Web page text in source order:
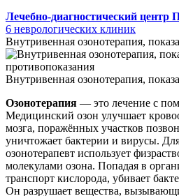
Лечебно-диагностический центр
6 неврологических клиник
Внутривенная озонотерапия,
Внутривенная озонотерапия,
Озонотерапия — это лечение с
Медицинский озон улучшает
мозга, поражённых участков
уничтожает бактерии и вирусы.
озонотерапевт использует
молекулами озона. Попадая в
транспорт кислорода, убивает
Он разрушает вещества,